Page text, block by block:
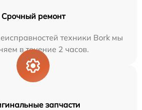
Срочный ремонт
техники Bork мы
в течение 2 часов.
запчасти